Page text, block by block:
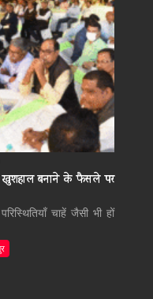
खुशहाल बनाने के फैसले पर
चाहें जैसी भी हों